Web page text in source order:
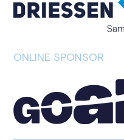
ONLINE SPONSOR